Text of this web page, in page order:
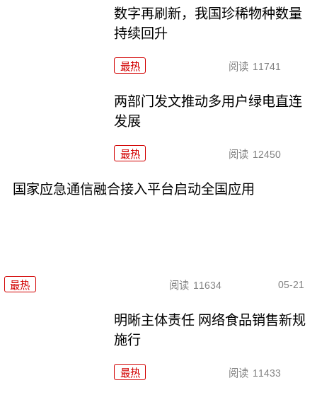
数字再刷新，我国珍稀物种数量
持续回升
最热 阅读 11741
两部门发文推动多用户绿电直连
发展
最热 阅读 12450
国家应急通信融合接入平台启动全国应用
最热 阅读 11634 05-21
明晰主体责任 网络食品销售新规
施行
最热 阅读 11433